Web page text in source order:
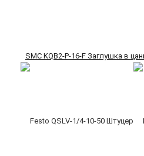
SMC KQB2-P-16-F Заглушка в